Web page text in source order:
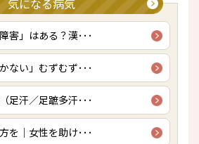
害」はある？漢･･･
ない」むずむず･･･
足汗／足蹠多汗･･･
を｜女性を助け･･･